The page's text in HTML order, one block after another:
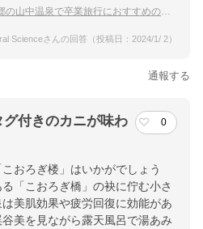
中温泉で卒業旅行におすすめの高級宿を教えて！
Scienceさんの回答（投稿日：2024/1/ 2）
通報する
付きのカニが味わ
0
おろぎ楼」はいかがでしょう
「こおろぎ橋」の袂に佇む小さ
美肌効果や疲労回復に効能があ
美を見ながら露天風呂で湯あみ